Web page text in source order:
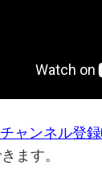
ャンネル登録
ます。